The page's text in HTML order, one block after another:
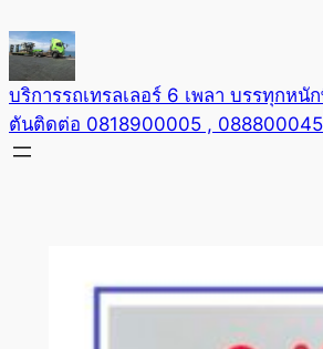
to
content
บริการรถเทรลเลอร์ 6 เพลา บรรทุกห
ตันติดต่อ 0818900005 ,